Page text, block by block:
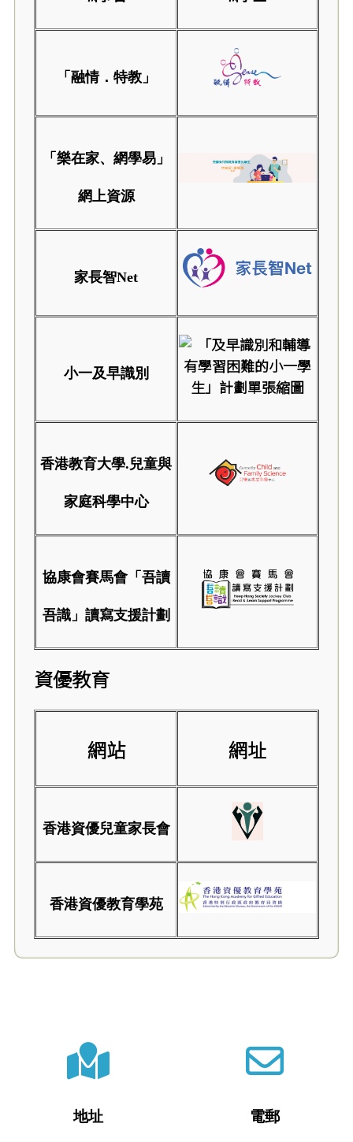
「融情．特教」
「樂在家、網學易」
網上資源
家長智Net
小一及早識別
香港教育大學.兒童與
家庭科學中心
協康會賽馬會「吾讀
吾識」讀寫支援計劃
資優教育
網站 網址
香港資優兒童家長會
香港資優教育學苑
地址 電郵